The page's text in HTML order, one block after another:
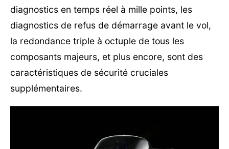
diagnostics en temps réel à mille points, les
diagnostics de refus de démarrage avant le vol,
la redondance triple à octuple de tous les
composants majeurs, et plus encore, sont des
caractéristiques de sécurité cruciales
supplémentaires.